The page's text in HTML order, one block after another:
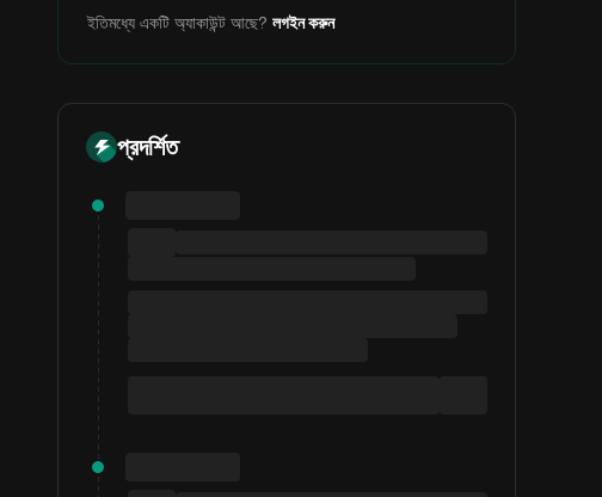
ইতিমধ্যে একটি অ্যাকাউন্ট আছে? লগইন করুন
প্রদর্শিত